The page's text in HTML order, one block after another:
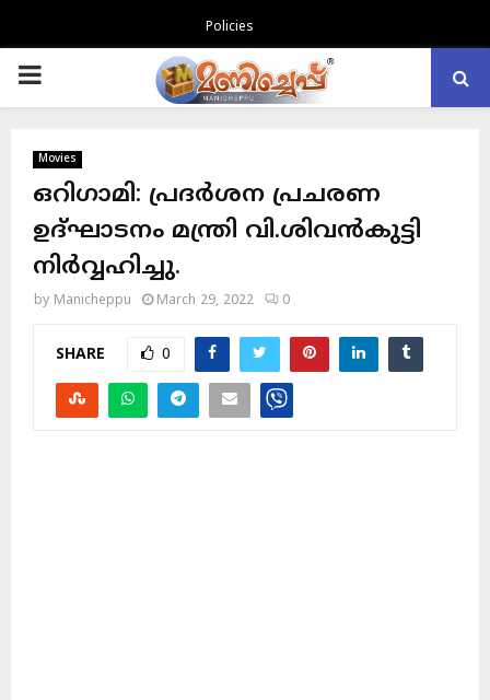
Policies
PRIMARY
Movies
ഒറിഗാമി: പ്രദർശന പ്രചരണ
ഉദ്ഘാടനം മന്ത്രി വി.ശിവൻകുട്ടി
നിർവ്വഹിച്ചു.
by Manicheppu March 29, 2022 0
SHARE 0